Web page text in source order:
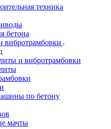
техника
бетона
вибротрамбовки
и вибротрамбовки
по бетону
мачты